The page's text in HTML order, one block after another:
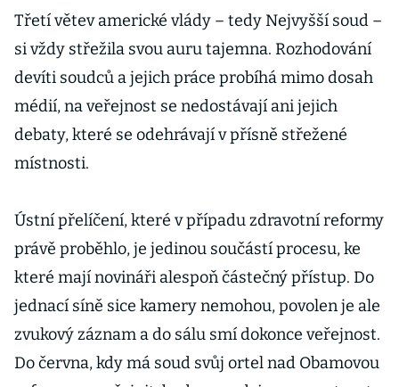
Třetí větev americké vlády – tedy Nejvyšší soud –
si vždy střežila svou auru tajemna. Rozhodování
devíti soudců a jejich práce probíhá mimo dosah
médií, na veřejnost se nedostávají ani jejich
debaty, které se odehrávají v přísně střežené
místnosti.
Ústní přelíčení, které v případu zdravotní reformy
právě proběhlo, je jedinou součástí procesu, ke
které mají novináři alespoň částečný přístup. Do
jednací síně sice kamery nemohou, povolen je ale
zvukový záznam a do sálu smí dokonce veřejnost.
Do června, kdy má soud svůj ortel nad Obamovou